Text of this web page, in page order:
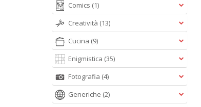
Comics (1)
Creatività (13)
Cucina (9)
Enigmistica (35)
Fotografia (4)
Generiche (2)